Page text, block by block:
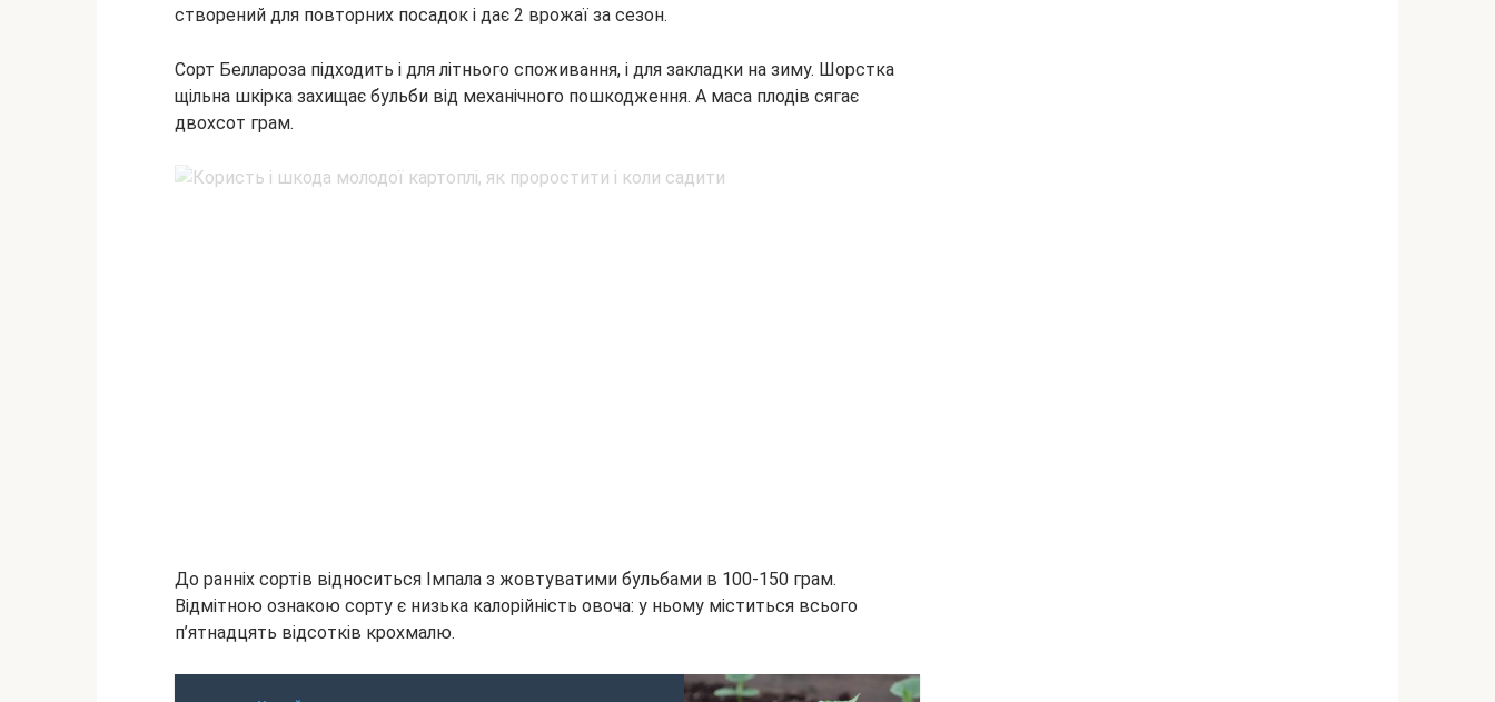
створений для повторних посадок і дає 2 врожаї за сезон.
Сорт Беллароза підходить і для літнього споживання, і для закладки на зиму. Шорстка
щільна шкірка захищає бульби від механічного пошкодження. А маса плодів сягає
двохсот грам.
До ранніх сортів відноситься Імпала з жовтуватими бульбами в 100-150 грам.
Відмітною ознакою сорту є низька калорійність овоча: у ньому міститься всього
п’ятнадцять відсотків крохмалю.